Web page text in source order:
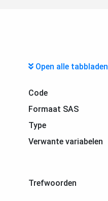
Open alle tabbladen
Code
Formaat SAS
Type
Verwante variabelen
Trefwoorden